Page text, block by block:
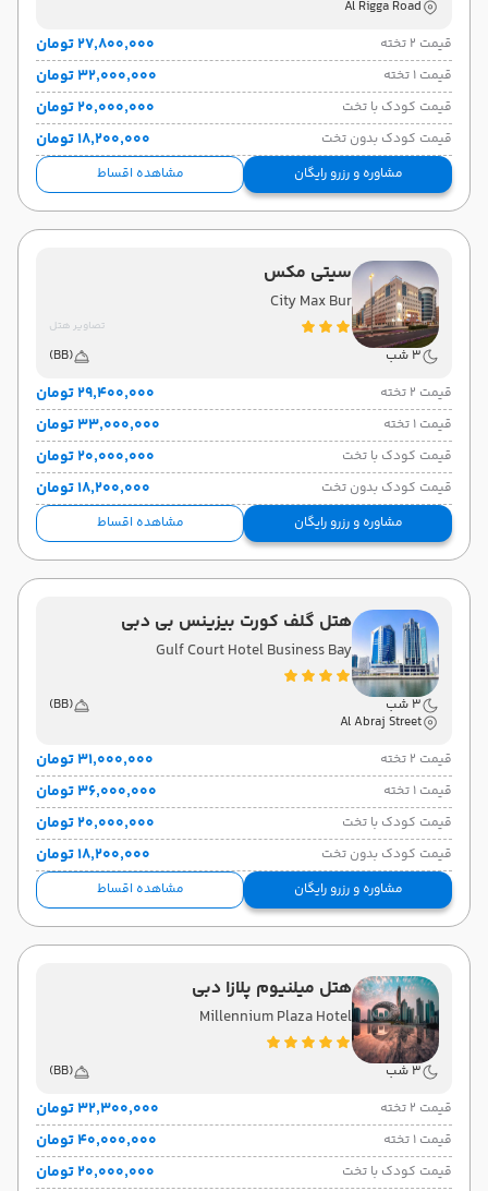
Al Rigga Road
قیمت 2 تخته
۲۷٬۸۰۰٬۰۰۰ تومان
قیمت 1 تخته ۳۲٬۰۰۰٬۰۰۰ تومان
قیمت کودک با تخت ۲۰٬۰۰۰٬۰۰۰ تومان
قیمت کودک بدون تخت ۱۸٬۲۰۰٬۰۰۰ تومان
مشاوره و رزرو رایگان مشاهده اقساط
سیتی مکس
City Max Bur
تصاویر هتل
3 شب
(BB)
قیمت 2 تخته
۲۹٬۴۰۰٬۰۰۰ تومان
قیمت 1 تخته ۳۳٬۰۰۰٬۰۰۰ تومان
قیمت کودک با تخت ۲۰٬۰۰۰٬۰۰۰ تومان
قیمت کودک بدون تخت ۱۸٬۲۰۰٬۰۰۰ تومان
مشاوره و رزرو رایگان مشاهده اقساط
هتل گلف کورت بیزینس بی دبی
Gulf Court Hotel Business Bay
3 شب
(BB)
Al Abraj Street
قیمت 2 تخته
۳۱٬۰۰۰٬۰۰۰ تومان
قیمت 1 تخته ۳۶٬۰۰۰٬۰۰۰ تومان
قیمت کودک با تخت ۲۰٬۰۰۰٬۰۰۰ تومان
قیمت کودک بدون تخت ۱۸٬۲۰۰٬۰۰۰ تومان
مشاوره و رزرو رایگان مشاهده اقساط
هتل میلنیوم پلازا دبی
Millennium Plaza Hotel
3 شب
(BB)
قیمت 2 تخته
۳۲٬۳۰۰٬۰۰۰ تومان
قیمت 1 تخته ۴۰٬۰۰۰٬۰۰۰ تومان
قیمت کودک با تخت ۲۰٬۰۰۰٬۰۰۰ تومان